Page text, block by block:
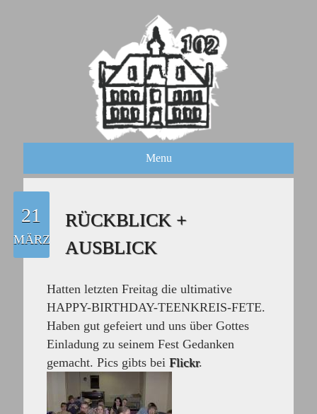
Menu
21
MÄRZ
RÜCKBLICK +
AUSBLICK
Hatten letzten Freitag die ultimative
HAPPY-BIRTHDAY-TEENKREIS-FETE.
Haben gut gefeiert und uns über Gottes
Einladung zu seinem Fest Gedanken
gemacht. Pics gibts beiFlickr.